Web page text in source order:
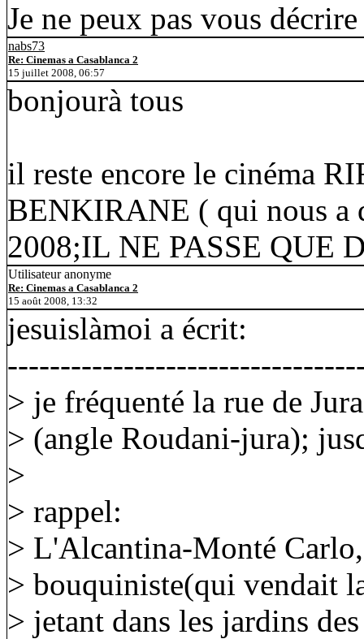
Je ne peux pas vous
nabs73
Re: Cinemas a Casablanca 2
15 juillet 2008, 06:57
bonjourà tous
il reste encore le cinéma
BENKIRANE ( qui nous a
2008;IL NE PASSE QUE
Utilisateur anonyme
Re: Cinemas a Casablanca 2
15 août 2008, 13:32
jesuislàmoi a écrit:
> je fréquenté la rue de
> (angle Roudani-jura);
>
> rappel:
> L'Alcantina-Monté
> bouquiniste(qui vendait
> jetant dans les jardins